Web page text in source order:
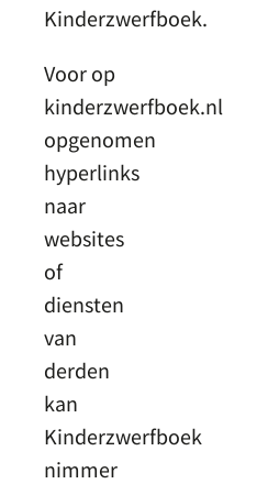
Kinderzwerfboek.
Voor op
kinderzwerfboek.nl
opgenomen
hyperlinks
naar
websites
of
diensten
van
derden
kan
Kinderzwerfboek
nimmer